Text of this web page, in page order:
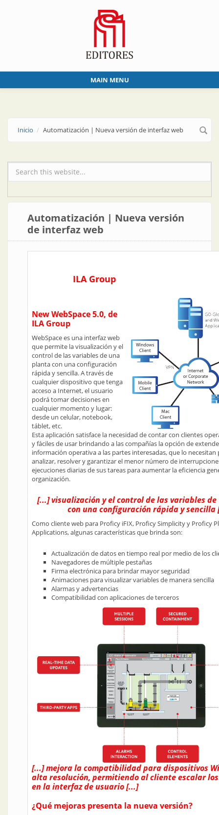
MAIN MENU
Inicio Automatización | Nueva versión de interfaz web
Formulario de búsqueda
Automatización | Nueva versión
de interfaz web
ILA Group
New WebSpace 5.0, de
ILA Group
WebSpace es una interfaz web
que permite la visualización y el
control de las variables de una
planta con una configuración
rápida y sencilla. A través de
cualquier dispositivo que tenga
acceso a Internet, el usuario
podrá tomar decisiones en
cualquier momento y lugar:
desde un celular, notebook,
táblet, etc.
Esta aplicación satisface la necesidad de contar con clientes
y fáciles de usar brindando a las compañías la opción de
información operativa a las partes interesadas, que lo necesitan
analizar, resolver y garantizar el menor número de
ejecuciones diarias de sus tareas para aumentar la eficiencia
organización.
[...] visualización y el control de las variables
con una configuración rápida y sencilla
Como cliente web para Proficy iFIX, Proficy Simplicity y Proficy
Applications, algunas características que brinda son:
Actualización de datos en tiempo real por medio de los
Navegadores de múltiple pestañas
Firma electrónica para brindar mayor seguridad
Animaciones para visualizar variables de manera sencilla
Alarmas y advertencias
Compatibilidad con aplicaciones de terceros
[...] mejora la compatibilidad para dispositivos
alta resolución, permitiendo al cliente escalar
en la interfaz de usuario [...]
¿Qué mejoras presenta la nueva versión?